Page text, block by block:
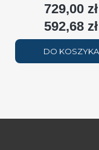
2508W (90/70/20°C)
Cena
729,00 zł
Cena
592,68 zł
DO KOSZYKA